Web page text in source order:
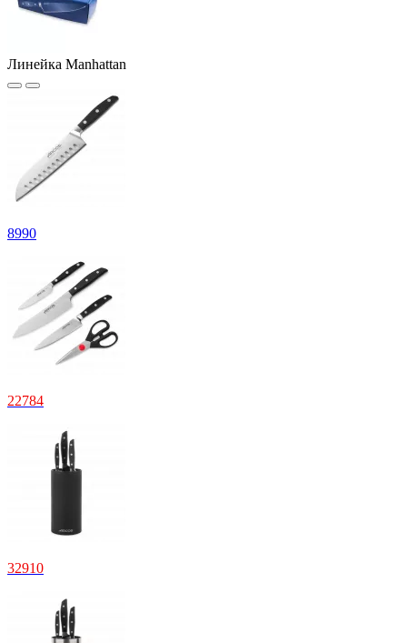
Линейка Manhattan
8990
22784
32910